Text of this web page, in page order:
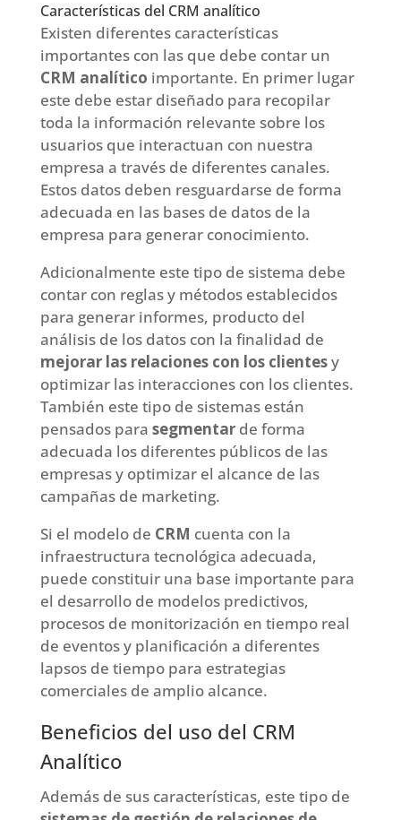
Características del CRM analítico
Existen diferentes características
importantes con las que debe contar un
CRM analítico importante. En primer lugar
este debe estar diseñado para recopilar
toda la información relevante sobre los
usuarios que interactuan con nuestra
empresa a través de diferentes canales.
Estos datos deben resguardarse de forma
adecuada en las bases de datos de la
empresa para generar conocimiento.
Adicionalmente este tipo de sistema debe
contar con reglas y métodos establecidos
para generar informes, producto del
análisis de los datos con la finalidad de
mejorar las relaciones con los clientesy
optimizar las interacciones con los clientes.
También este tipo de sistemas están
pensados para segmentar de forma
adecuada los diferentes públicos de las
empresas y optimizar el alcance de las
campañas de marketing.
Si el modelo de CRM cuenta con la
infraestructura tecnológica adecuada,
puede constituir una base importante para
el desarrollo de modelos predictivos,
procesos de monitorización en tiempo real
de eventos y planificación a diferentes
lapsos de tiempo para estrategias
comerciales de amplio alcance.
Beneficios del uso del CRM
Analítico
Además de sus características, este tipo de